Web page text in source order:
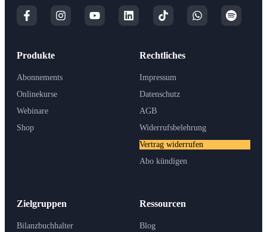
Produkte
Abonnements
Onlinekurse
Webinare
Shop
Zielgruppen
Bilanzbuchhalter
Ressourcen
Blog
Rechtliches
Impressum
Datenschutz
AGB
Widerrufsbelehrung
Vertrag widerrufen
Abo kündigen